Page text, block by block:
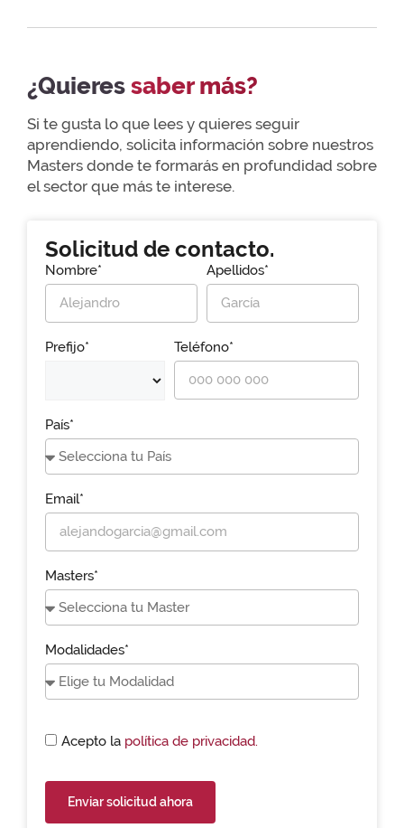
¿Quieressaber más?
Si te gusta lo que lees y quieres seguir
aprendiendo, solicita información sobre nuestros
Masters donde te formarás en profundidad sobre
el sector que más te interese.
Solicitud de contacto.
Nombre* Apellidos*
Prefijo* Teléfono*
País*
Email*
Masters*
Modalidades*
Acepto la política de privacidad.
Enviar solicitud ahora